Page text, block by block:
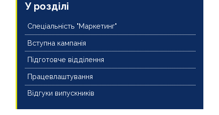
У розділі
Спеціальність "Маркетинг"
Вступна кампанія
Підготовче відділення
Працевлаштування
Відгуки випускників